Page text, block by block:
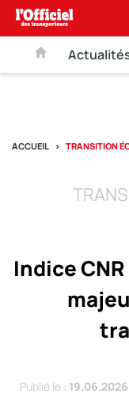
ACCUEIL TRANSITION
Indice
Publié le : 19.06.2026